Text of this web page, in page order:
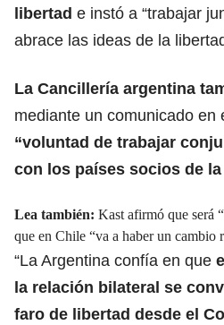
libertad e instó a “trabajar
abrace las ideas de la
La Cancillería argentina
mediante un comunicado en
“voluntad de trabajar
con los países socios de
Lea también: Kast afirmó que será
que en Chile “va a haber un cambio
“La Argentina confía en que
la relación bilateral se
faro de libertad desde el